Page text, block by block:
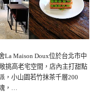
La Maison Doux位於台北市中
挑高老宅空間，店內主打甜點
，小山園若竹抹茶千層200
，…